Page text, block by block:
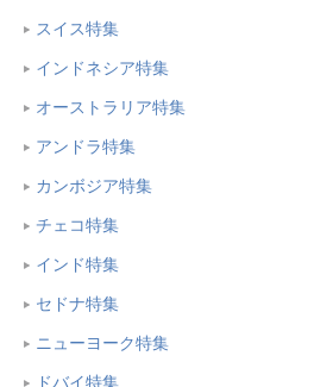
スイス特集
インドネシア特集
オーストラリア特集
アンドラ特集
カンボジア特集
チェコ特集
インド特集
セドナ特集
ニューヨーク特集
ドバイ特集